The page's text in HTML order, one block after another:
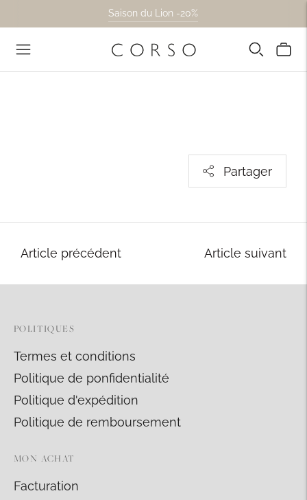
Saison du Lion -20%
Partager
Article précédent Article suivant
POLITIQUES
Termes et conditions
Politique de ponfidentialité
Politique d'expédition
Politique de remboursement
MON ACHAT
Facturation